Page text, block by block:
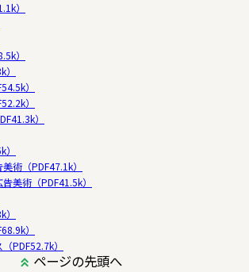
）
）
）
）
）
術（PDF47.1k）
美術（PDF41.5k）
）
PDF52.7k）
ページの先頭へ